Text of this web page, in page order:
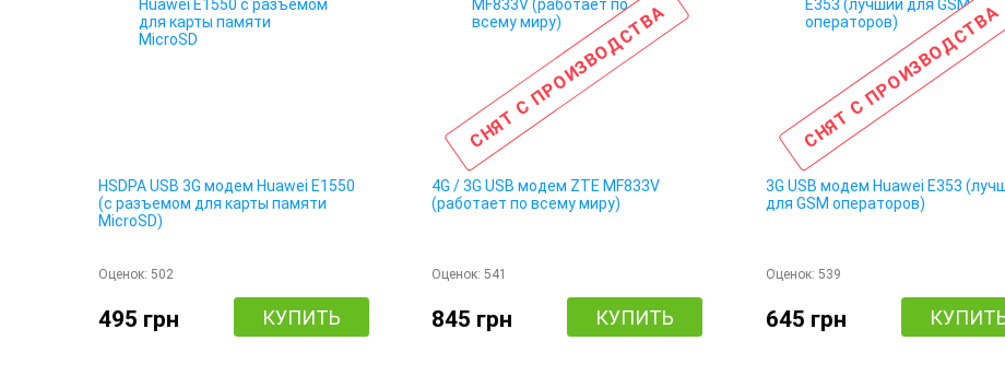
HSDPA USB 3G модем Huawei E1550
(с разъемом для карты памяти
MicroSD)
Оценок:502
495 грн КУПИТЬ
СНЯТ С ПРОИЗВОДСТВА
4G / 3G USB модем ZTE MF833V
(работает по всему миру)
Оценок:541
845 грн КУПИТЬ
СНЯТ С ПРОИЗВОДСТВА
3G USB модем Huawei E353
для GSM операторов)
Оценок: 539
645 грн